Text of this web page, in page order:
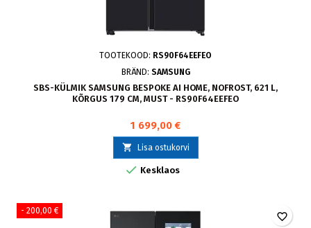
TOOTEKOOD: RS90F64EEFEO
BRÄND: SAMSUNG
SBS-KÜLMIK SAMSUNG BESPOKE AI HOME, NOFROST, 621 L,
KÕRGUS 179 CM, MUST - RS90F64EEFEO
1 699,00 €
 Lisa ostukorvi
 Kesklaos
- 200,00 € favorite_border